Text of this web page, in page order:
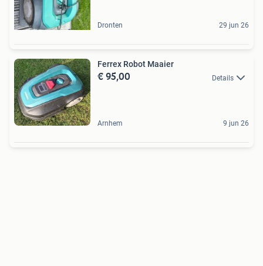
Dronten 29 jun 26
Ferrex Robot Maaier
€ 95,00 Details
Arnhem 9 jun 26